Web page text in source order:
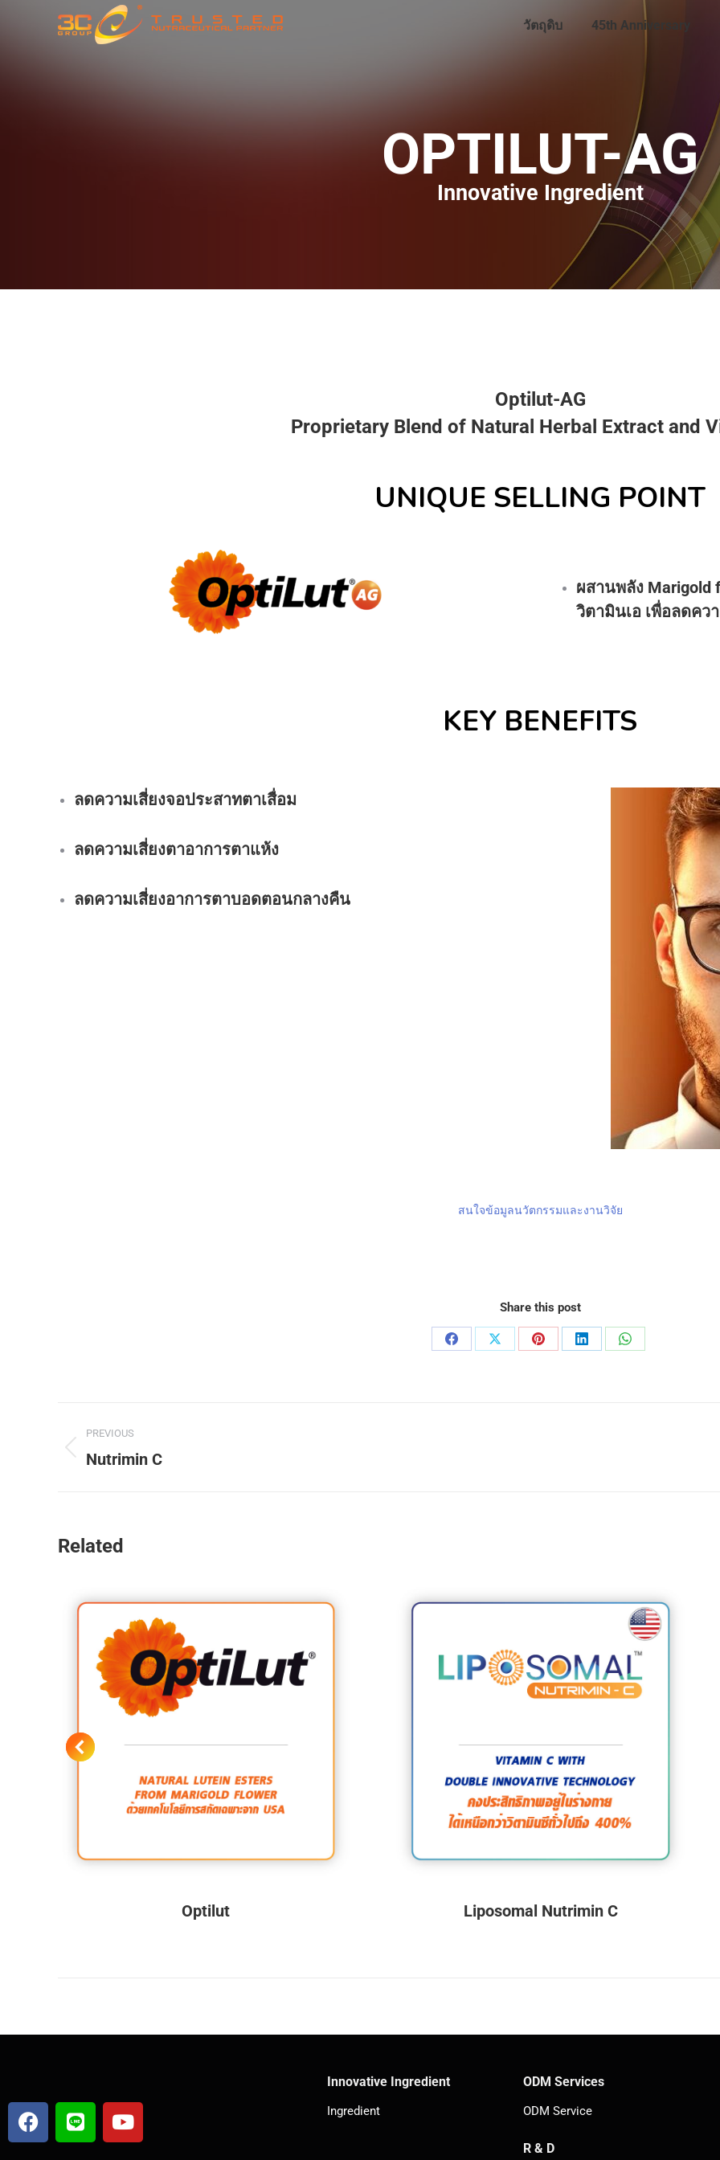
วัตถุดิบ 45th Anniversary
OPTILUT-AG
Innovative Ingredient
Optilut-AG
Proprietary Blend of Natural Herbal Extract and
UNIQUE SELLING POINT
ผสานพลัง Marigold
วิตามินเอ เพื่อลดคว
KEY BENEFITS
ลดความเสี่ยงจอประสาทตาเสื่อม
ลดความเสี่ยงตาอาการตาแห้ง
ลดความเสี่ยงอาการตาบอดตอนกลางคืน
สนใจข้อมูลนวัตกรรมและงานวิจัย
Share this post
PREVIOUS
Nutrimin C
Related
Optilut Liposomal Nutrimin C
Innovative Ingredient
Ingredient
ODM Services
ODM Service
R & D